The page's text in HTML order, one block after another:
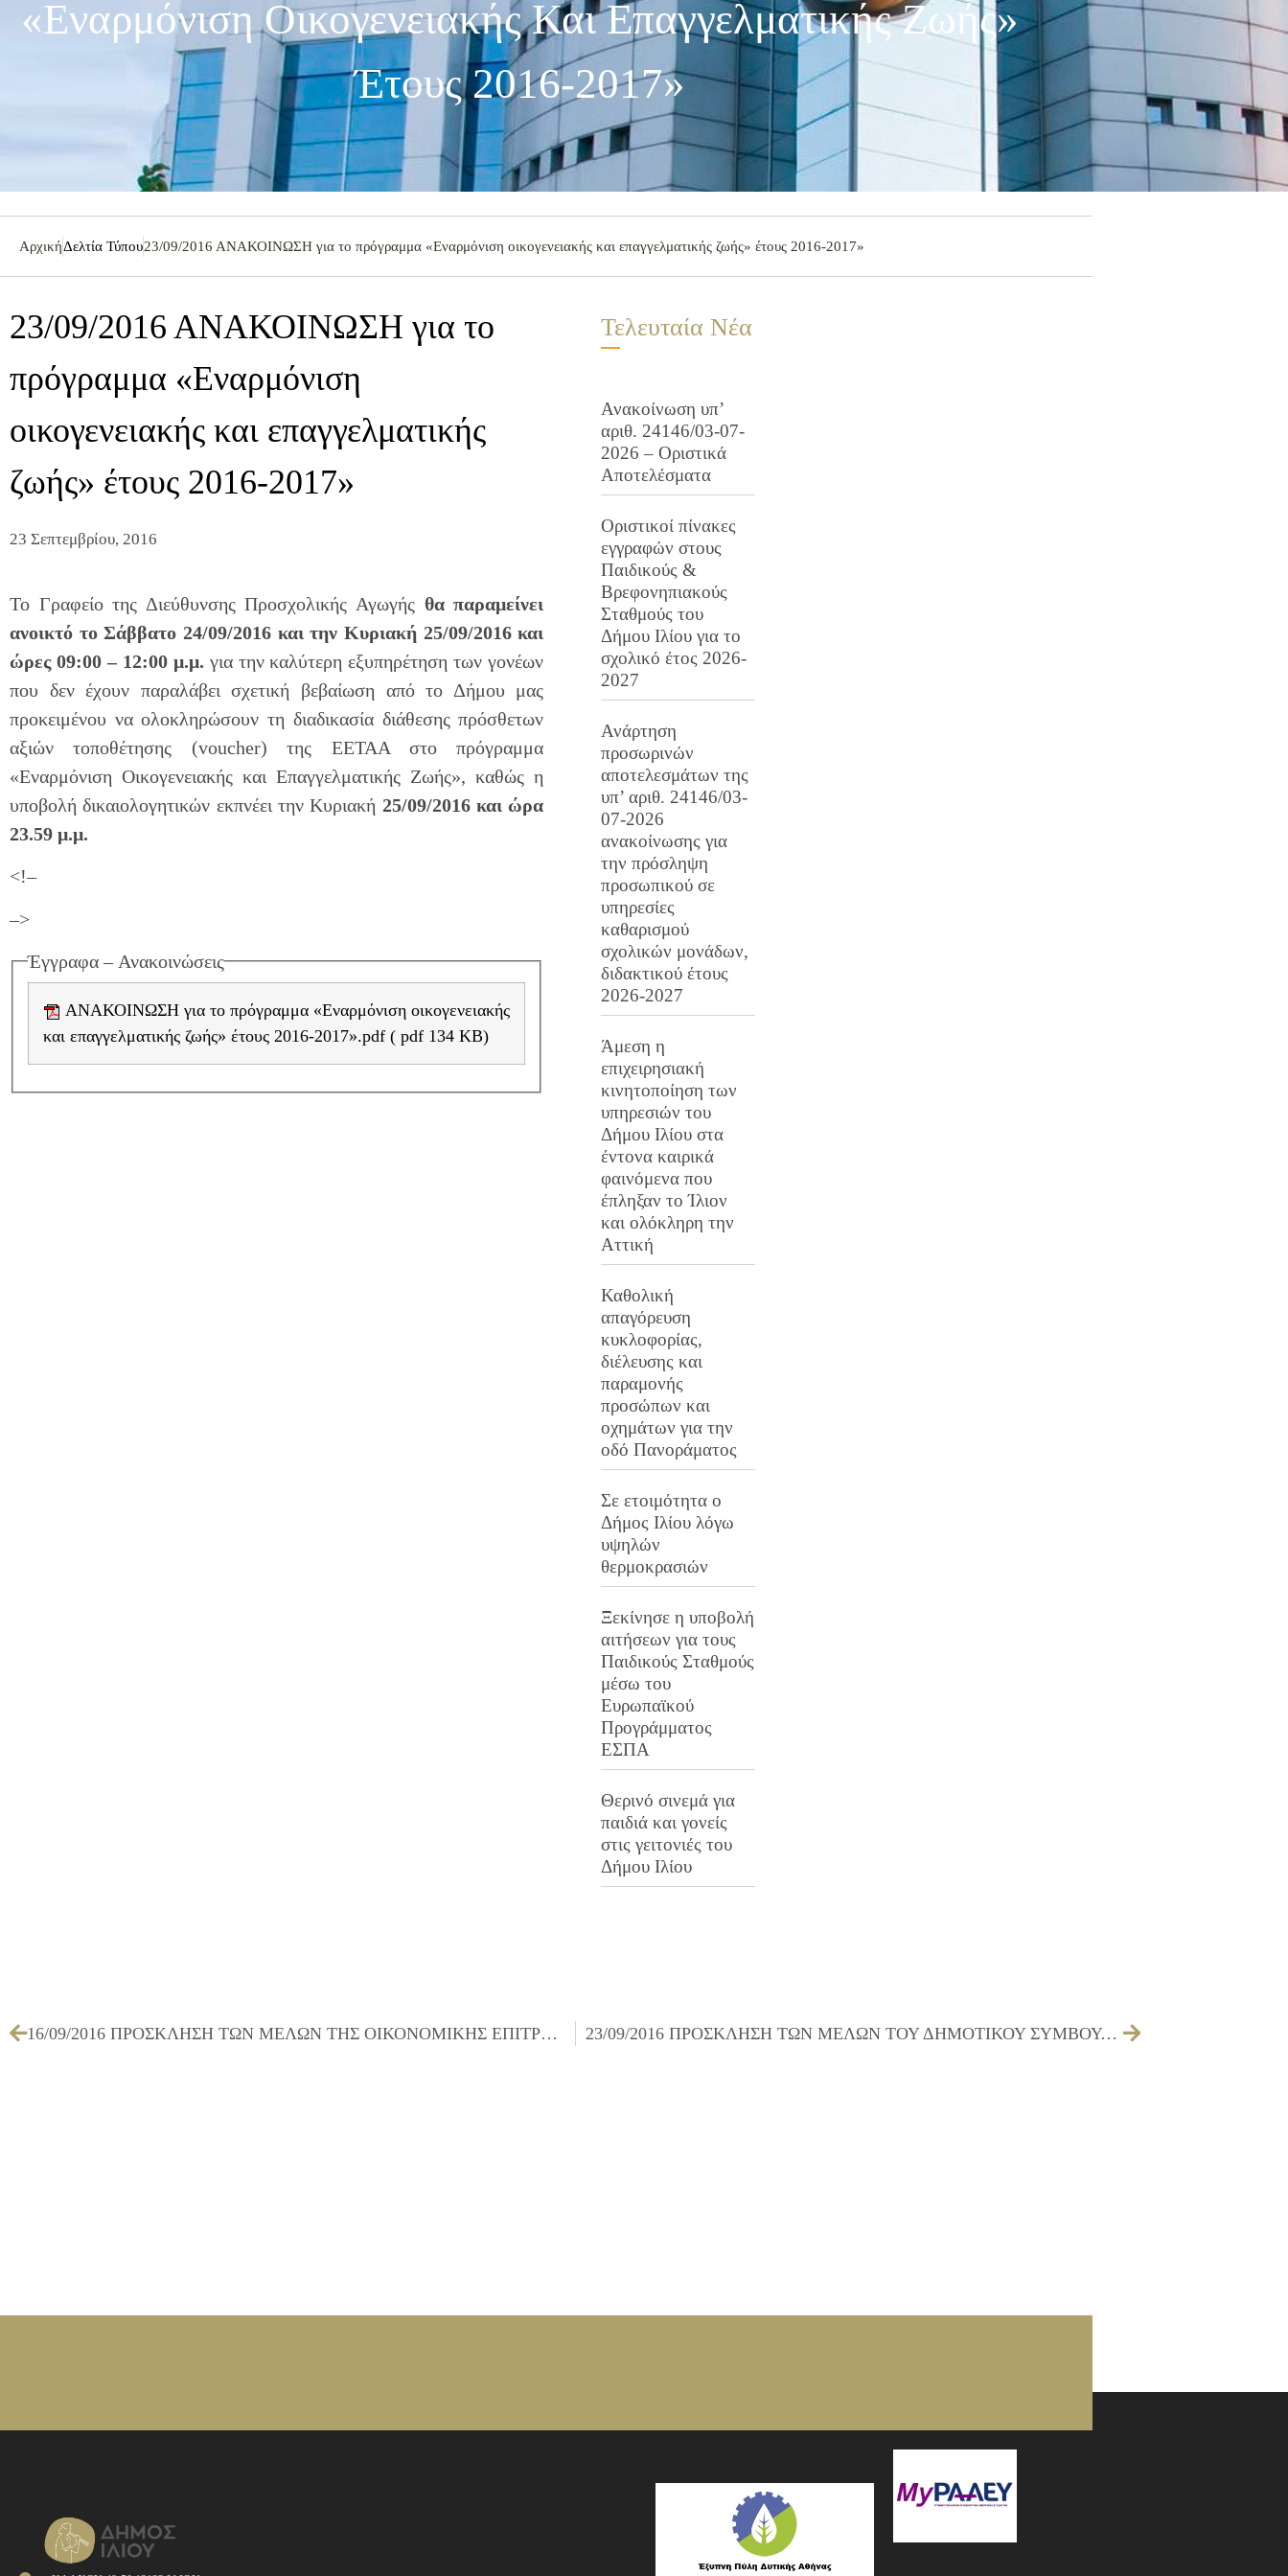
«Εναρμόνιση Οικογενειακής Και Επαγγελματικής Ζωής»
Έτους 2016-2017»
ΑρχικήΔελτία Τύπου23/09/2016 ΑΝΑΚΟΙΝΩΣΗ για το πρόγραμμα «Εναρμόνιση οικογενειακής και επαγγελματικής ζωής» έτους 2016-2017»
23/09/2016 ΑΝΑΚΟΙΝΩΣΗ για το
πρόγραμμα «Εναρμόνιση
οικογενειακής και επαγγελματικής
ζωής» έτους 2016-2017»
23 Σεπτεμβρίου, 2016
Το Γραφείο της Διεύθυνσης Προσχολικής Αγωγής θα παραμείνει
ανοικτό το Σάββατο 24/09/2016 και την Κυριακή 25/09/2016 και
ώρες 09:00 – 12:00 μ.μ. για την καλύτερη εξυπηρέτηση των γονέων
που δεν έχουν παραλάβει σχετική βεβαίωση από το Δήμου μας
προκειμένου να ολοκληρώσουν τη διαδικασία διάθεσης πρόσθετων
αξιών τοποθέτησης (voucher) της ΕΕΤΑΑ στο πρόγραμμα
«Εναρμόνιση Οικογενειακής και Επαγγελματικής Ζωής», καθώς η
υποβολή δικαιολογητικών εκπνέει την Κυριακή 25/09/2016 και ώρα
23.59 μ.μ.
<!–
–>
Έγγραφα – Ανακοινώσεις
και επαγγελματικής ζωής» έτους 2016-2017».pdf ( pdf 134 KB)
Τελευταία Νέα
Ανακοίνωση υπ’
αριθ. 24146/03-07-
2026 – Οριστικά
Αποτελέσματα
Οριστικοί πίνακες
εγγραφών στους
Παιδικούς &
Βρεφονηπιακούς
Σταθμούς του
Δήμου Ιλίου για το
σχολικό έτος 2026-
2027
Ανάρτηση
προσωρινών
αποτελεσμάτων της
υπ’ αριθ. 24146/03-
07-2026
ανακοίνωσης για
την πρόσληψη
προσωπικού σε
υπηρεσίες
καθαρισμού
σχολικών μονάδων,
διδακτικού έτους
2026-2027
Άμεση η
επιχειρησιακή
κινητοποίηση των
υπηρεσιών του
Δήμου Ιλίου στα
έντονα καιρικά
φαινόμενα που
έπληξαν το Ίλιον
και ολόκληρη την
Αττική
Καθολική
απαγόρευση
κυκλοφορίας,
διέλευσης και
παραμονής
προσώπων και
οχημάτων για την
οδό Πανοράματος
Σε ετοιμότητα ο
Δήμος Ιλίου λόγω
υψηλών
θερμοκρασιών
Ξεκίνησε η υποβολή
αιτήσεων για τους
Παιδικούς Σταθμούς
μέσω του
Ευρωπαϊκού
Προγράμματος
ΕΣΠΑ
Θερινό σινεμά για
παιδιά και γονείς
στις γειτονιές του
Δήμου Ιλίου
16/09/2016 ΠΡΟΣΚΛΗΣΗ ΤΩΝ ΜΕΛΩΝ ΤΗΣ ΟΙΚΟΝΟΜΙΚΗΣ ΕΠΙΤΡΟΠΗΣ ΓΙΑ ΤΗΝ 20/09/2016 23/09/2016 ΠΡΟΣΚΛΗΣΗ ΤΩΝ ΜΕΛΩΝ ΤΟΥ ΔΗΜΟΤΙΚΟΥ ΣΥΜΒΟΥΛΙΟΥ ΓΙΑ ΤΗΝ 29/09/2016